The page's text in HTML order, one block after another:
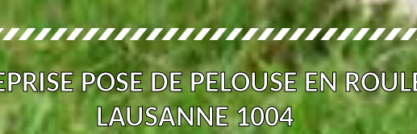
POSE DE PELOUSE EN
LAUSANNE 1004